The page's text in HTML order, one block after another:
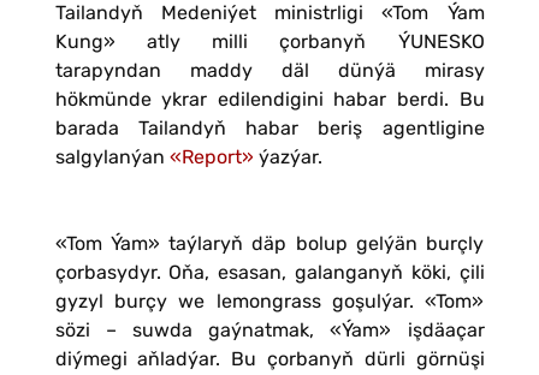
Tailandyň Medeniýet ministrligi «Tom Ýam
Kung» atly milli çorbanyň ÝUNESKO
tarapyndan maddy däl dünýä mirasy
hökmünde ykrar edilendigini habar berdi. Bu
barada Tailandyň habar beriş agentligine
salgylanýan «Report» ýazýar.
«Tom Ýam» taýlaryň däp bolup gelýän burçly
çorbasydyr. Oňa, esasan, galanganyň köki, çili
gyzyl burçy we lemongrass goşulýar. «Tom»
sözi – suwda gaýnatmak, «Ýam» işdäaçar
diýmegi aňladýar. Bu çorbanyň dürli görnüşi